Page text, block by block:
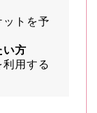
ットを予
い方
利用する